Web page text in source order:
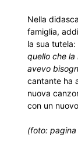
Nella
famiglia,
la sua tutela:
quello che
avevo
cantante ha
nuova
con un
(foto: